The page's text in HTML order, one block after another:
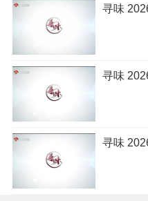
寻味
寻味
寻味